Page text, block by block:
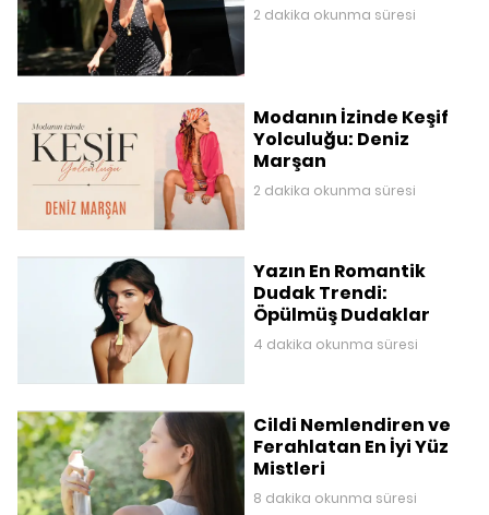
2 dakika okunma süresi
Modanın İzinde Keşif
Yolculuğu: Deniz
Marşan
2 dakika okunma süresi
Yazın En Romantik
Dudak Trendi:
Öpülmüş Dudaklar
4 dakika okunma süresi
Cildi Nemlendiren ve
Ferahlatan En İyi Yüz
Mistleri
8 dakika okunma süresi